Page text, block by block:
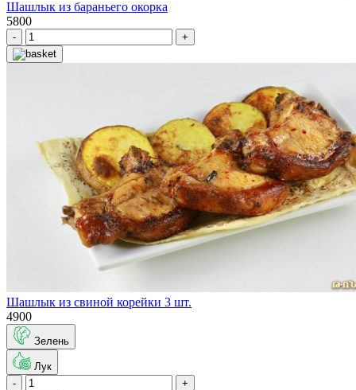
Шашлык из бараньего окорка
5800
- +
Шашлык из свиной корейки 3 шт.
4900
Зелень
Лук
-
+